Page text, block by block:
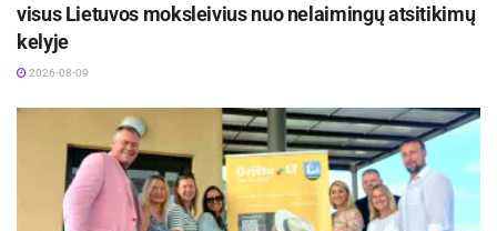
visus Lietuvos moksleivius nuo nelaimingų atsitikimų
kelyje
2026-08-09